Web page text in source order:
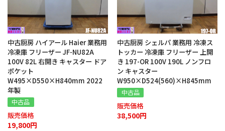
中古厨房 ハイアール Haier 業務用
冷凍庫 フリーザー JF-NU82A
100V 82L 右開き キャスター ドア
ポケット
W495×D550×H840mm 2022
年製
中古品
販売価格
19,800円
中古厨房 シェルパ 業務用 冷凍ス
トッカー 冷凍庫 フリーザー 上開
き 197-OR 100V 190L ノンフロ
ン キャスター
W950×D524(560)×H845mm
中古品
販売価格
38,500円